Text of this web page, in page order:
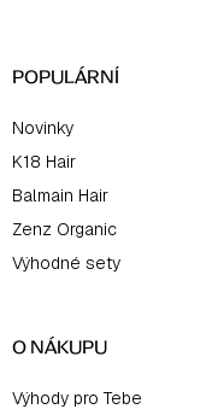
POPULÁRNÍ
Novinky
K18 Hair
Balmain Hair
Zenz Organic
Výhodné sety
O NÁKUPU
Výhody pro Tebe